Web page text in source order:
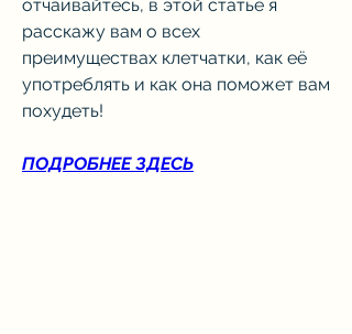
отчаивайтесь, в этой статье я
расскажу вам о всех
преимуществах клетчатки, как её
употреблять и как она поможет вам
похудеть!
ПОДРОБНЕЕ ЗДЕСЬ